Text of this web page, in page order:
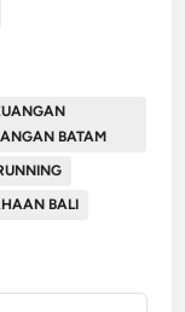
BATAM
BALI